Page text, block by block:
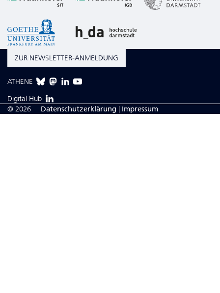
ZUR NEWSLETTER-ANMELDUNG
ATHENE
Digital Hub
© 2026
Da­ten­schutzerklärung | Impressum